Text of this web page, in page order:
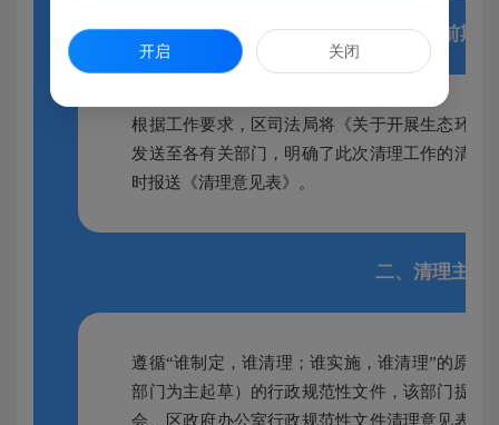
一、前期
根据工作要求，区司法局将《关于开展生态环境
发送至各有关部门，明确了此次清理工作的清
时报送《清理意见表》。
二、清理主体
遵循“谁制定，谁清理；谁实施，谁清理”的原
部门为主起草）的行政规范性文件，该部门提出
会、区政府办公室行政规范性文件清理意见表》
开启 关闭